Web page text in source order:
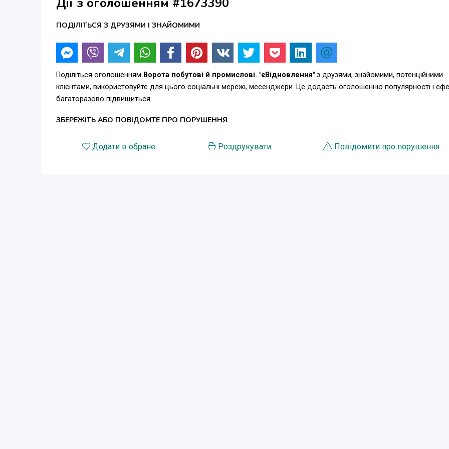
ПОДІЛІТЬСЯ З ДРУЗЯМИ І ЗНАЙОМИМИ
Поділіться оголошенням Ворота побутові й промислові. "єВідновлення" з друзями, знайомими, потенційними
клієнтами, використовуйте для цього соціальні мережі, месенджери. Це додасть оголошенню популярності і
багаторазово підвищиться.
ЗБЕРЕЖІТЬ АБО ПОВІДОМТЕ ПРО ПОРУШЕННЯ
Додати в обране Роздрукувати Повідомити про порушення